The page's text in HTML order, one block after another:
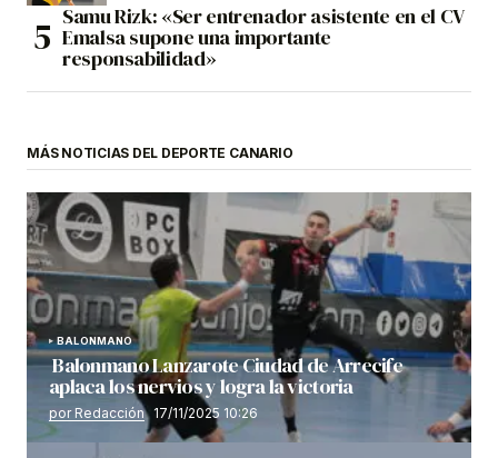
Samu Rizk: «Ser entrenador asistente en el CV
Emalsa supone una importante
responsabilidad»
MÁS NOTICIAS DEL DEPORTE CANARIO
BALONMANO
Balonmano Lanzarote Ciudad de Arrecife
aplaca los nervios y logra la victoria
por Redacción 17/11/2025 10:26